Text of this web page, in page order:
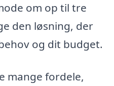
om op til tre
den løsning, der
og dit budget.
mange fordele,